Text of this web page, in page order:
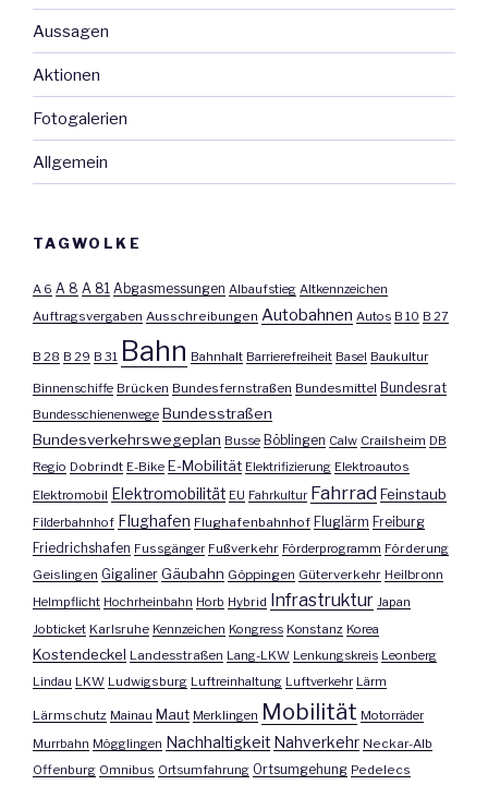
Aussagen
Aktionen
Fotogalerien
Allgemein
TAGWOLKE
A 6 A 8 A 81 Abgasmessungen Albaufstieg Altkennzeichen
Auftragsvergaben Ausschreibungen Autobahnen Autos B 10 B 27
B 28 B 29 B 31 Bahn Bahnhalt Barrierefreiheit Basel Baukultur
Binnenschiffe Brücken Bundesfernstraßen Bundesmittel Bundesrat
Bundesschienenwege Bundesstraßen
Bundesverkehrswegeplan Busse Böblingen Calw Crailsheim DB
Regio Dobrindt E-Bike E-Mobilität Elektrifizierung Elektroautos
Elektromobil Elektromobilität EU Fahrkultur FahrradFeinstaub
Filderbahnhof Flughafen Flughafenbahnhof Fluglärm Freiburg
Friedrichshafen Fussgänger Fußverkehr Förderprogramm Förderung
Geislingen Gigaliner Gäubahn Göppingen Güterverkehr Heilbronn
Helmpflicht Hochrheinbahn Horb Hybrid Infrastruktur Japan
Jobticket Karlsruhe Kennzeichen Kongress Konstanz Korea
Kostendeckel Landesstraßen Lang-LKW Lenkungskreis Leonberg
Lindau LKW Ludwigsburg Luftreinhaltung Luftverkehr Lärm
Lärmschutz Mainau Maut Merklingen Mobilität Motorräder
Murrbahn Mögglingen Nachhaltigkeit Nahverkehr Neckar-Alb
Offenburg Omnibus Ortsumfahrung Ortsumgehung Pedelecs